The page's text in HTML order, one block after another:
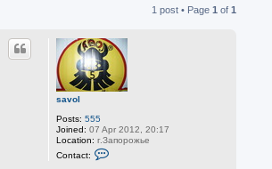
1 post • Page 1 of 1
savol
Posts: 555
Joined: 07 Apr 2012, 20:17
Location: г.Запорожье
Contact: